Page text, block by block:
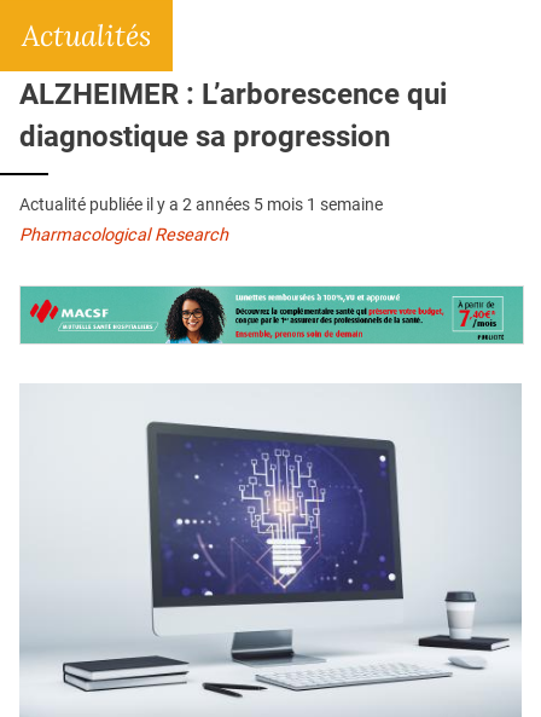
L'APP
QUI SOMMES-NOUS ?
PUBLICITÉ
CONDITIONS GÉNÉRALES
CONTACT
Actualités
ALZHEIMER : L’arborescence qui
diagnostique sa progression
Actualité publiée il y a 2 années 5 mois 1 semaine
Pharmacological Research